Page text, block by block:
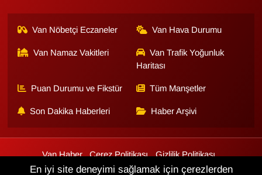
Van Nöbetçi Eczaneler Van Hava Durumu
Van Namaz Vakitleri
Van Trafik Yoğunluk
Haritası
Puan Durumu ve Fikstür Tüm Manşetler
Son Dakika Haberleri Haber Arşivi
Van Haber Çerez Politikası
Gizlilik Politikası
Üyelik Sözleşmesi
Veri Politikası Künye İletişim
En iyi site deneyimi sağlamak için çerezlerden